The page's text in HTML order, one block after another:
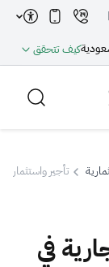
كيف تتحقق
تأجير واستثمار
في